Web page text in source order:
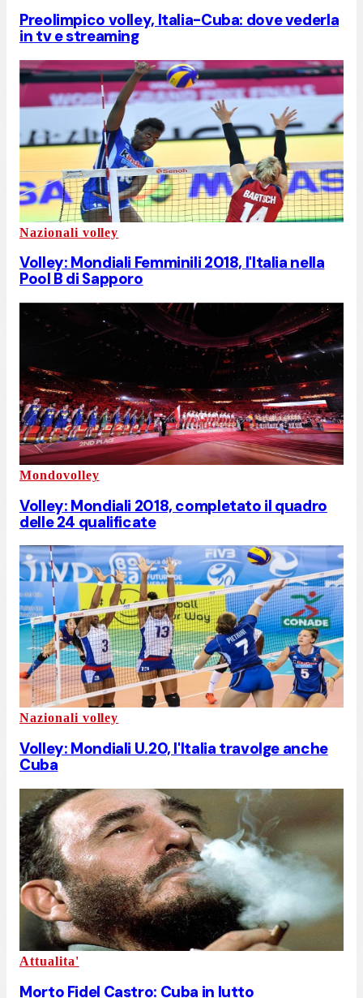
Preolimpico volley, Italia-Cuba: dove vederla
in tv e streaming
Nazionali volley
Volley: Mondiali Femminili 2018, l'Italia nella
Pool B di Sapporo
Mondovolley
Volley: Mondiali 2018, completato il quadro
delle 24 qualificate
Nazionali volley
Volley: Mondiali U.20, l'Italia travolge anche
Cuba
Attualita'
Morto Fidel Castro: Cuba in lutto